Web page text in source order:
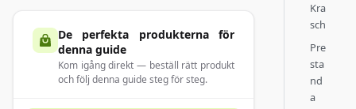
De perfekta produkterna för
denna guide
Kom igång direkt — beställ rätt produkt
och följ denna guide steg för steg.
Kra
sch
Pre
sta
nd
a